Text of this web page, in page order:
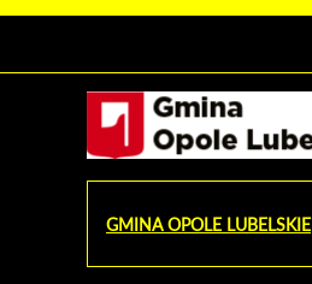
do
strony
do
menu
wyszukiwarki
ścieżki
nawigacyjnej
kategorii
aktualności
do
kalendarza
wydarzeń
do
galerii
do
stopki
GMINA OPOLE LUBELSKIE